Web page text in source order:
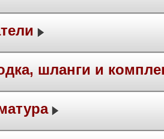
шланги и